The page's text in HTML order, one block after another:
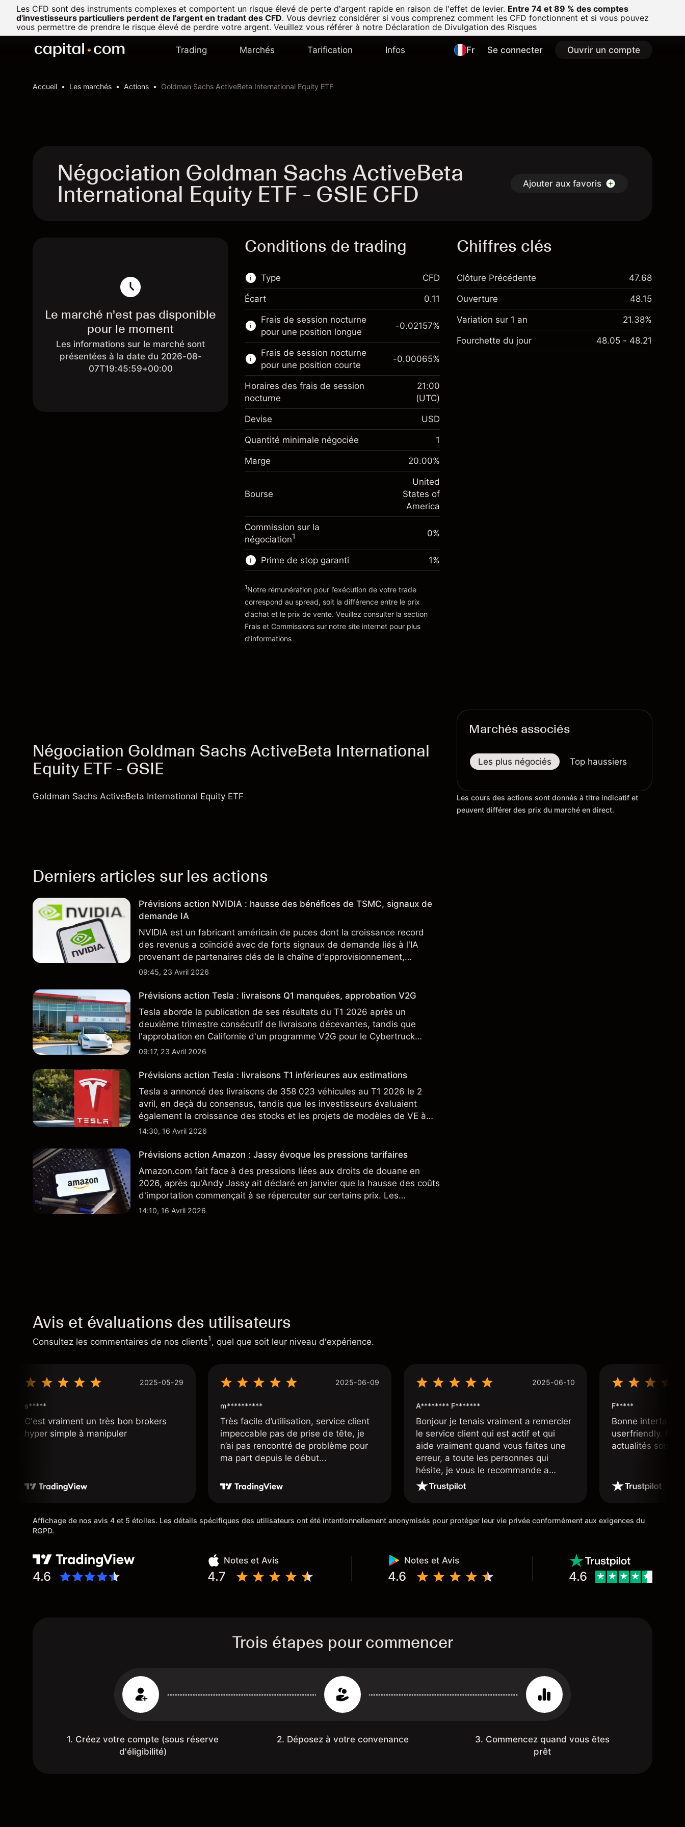
Les CFD sont des instruments complexes et comportent un risque élevé de perte d'argent rapide en raison de l'effet de levier. Entre 74 et 89 % des comptes
d'investisseurs particuliers perdent de l'argent en tradant des CFD. Vous devriez considérer si vous comprenez comment les CFD fonctionnent et si vous pouvez
vous permettre de prendre le risque élevé de perdre votre argent. Veuillez vous référer à notre Déclaration de Divulgation des Risques
Trading Marchés Tarification Infos Fr Se connecter Ouvrir un compte
Accueil Les marchés Actions Goldman Sachs ActiveBeta International Equity ETF
Négociation Goldman Sachs ActiveBeta
International Equity ETF - GSIE CFD Ajouter aux favoris
Le marché n'est pas disponible
pour le moment
Les informations sur le marché sont
présentées à la date du 2026-08-
07T19:45:59+00:00
Conditions de trading
Type
Ce marché financier est disponible pour le
trading de CFD.
En savoir plus sur :
CFD
CFD
Écart 0.11
Frais de session nocturne
pour une position longue
Marge. Votre
investissement
$1,000.00
Ajustement des fonds de
Frais sur la valeur totale de la
-0.021568
(-$1.08)
Taille de la position avec effet de levier
Valeur nominale avec effet de levier
~$4,000.00
Vers la plateforme
-0.02157%
Frais de session nocturne
pour une position courte
$1,000.00
overnight
position
-0.000654
(-$0.03)
Taille de la position avec effet de levier
~$5,000.00
Valeur nominale avec effet de levier
~$4,000.00
Vers la plateforme
-0.00065%
Horaires des frais de session
nocturne
21:00
(UTC)
Devise USD
Quantité minimale négociée 1
Marge 20.00%
Bourse
United
States of
America
Commission sur la
négociation1 0%
Prime de stop garanti
'Tarifs et Frais
1%
1Notre rémunération pour l’exécution de votre trade
correspond au spread, soit la différence entre le prix
d’achat et le prix de vente. Veuillez consulter la section
Frais et Commissions sur notre site internet pour plus
d’informations
Chiffres clés
Clôture Précédente 47.68
Ouverture 48.15
Variation sur 1 an 21.38%
Fourchette du jour 48.05 - 48.21
Négociation Goldman Sachs ActiveBeta International
Equity ETF - GSIE
Goldman Sachs ActiveBeta International Equity ETF
Derniers articles sur les actions
Prévisions action NVIDIA : hausse des bénéfices de TSMC, signaux de
demande IA
NVIDIA est un fabricant américain de puces dont la croissance record
des revenus a coïncidé avec de forts signaux de demande liés à l'IA
provenant de partenaires clés de la chaîne d'approvisionnement,
notamment TSMC et ASML. Les performances passées ne préjugent pas
09:45, 23 Avril 2026
Prévisions action Tesla : livraisons Q1 manquées, approbation V2G
Tesla aborde la publication de ses résultats du T1 2026 après un
deuxième trimestre consécutif de livraisons décevantes, tandis que
l'approbation en Californie d'un programme V2G pour le Cybertruck
ajoute un nouveau développement à son activité énergétique.
09:17, 23 Avril 2026
Prévisions action Tesla : livraisons T1 inférieures aux estimations
Tesla a annoncé des livraisons de 358 023 véhicules au T1 2026 le 2
avril, en deçà du consensus, tandis que les investisseurs évaluaient
également la croissance des stocks et les projets de modèles de VE à
moindre coût, dont un nouveau SUV. Découvrez les objectifs de cours
14:30, 16 Avril 2026
Prévisions action Amazon : Jassy évoque les pressions tarifaires
Amazon.com fait face à des pressions liées aux droits de douane en
2026, après qu'Andy Jassy ait déclaré en janvier que la hausse des coûts
d'importation commençait à se répercuter sur certains prix. Les
performances passées ne préjugent pas des résultats futurs.
14:10, 16 Avril 2026
Marchés associés
Les plus négociés Top haussiers
Les cours des actions sont donnés à titre indicatif et
peuvent différer des prix du marché en direct.
Avis et évaluations des utilisateurs
Consultez les commentaires de nos clients1, quel que soit leur niveau d'expérience.
2025-05-29
s*****
C'est vraiment un très bon brokers
hyper simple à manipuler
2025-06-09
m**********
Très facile d’utilisation, service client
impeccable pas de prise de tête, je
n’ai pas rencontré de problème pour
ma part depuis le début...
2025-06-10
A******** F*******
Bonjour je tenais vraiment a remercier
le service client qui est actif et qui
aide vraiment quand vous faites une
erreur, a toute les personnes qui
hésite, je vous le recommande a
100%. Un courtier très fiable et digne
F*****
Bonne interface
userfriendly.
actualités sont
Affichage de nos avis 4 et 5 étoiles. Les détails spécifiques des utilisateurs ont été intentionnellement anonymisés pour protéger leur vie privée conformément aux exigences du
RGPD.
4.6
Notes et Avis
4.7
Notes et Avis
4.6 4.6
Trois étapes pour commencer
1. Créez votre compte (sous réserve
d'éligibilité)
2. Déposez à votre convenance
3. Commencez quand vous êtes
prêt